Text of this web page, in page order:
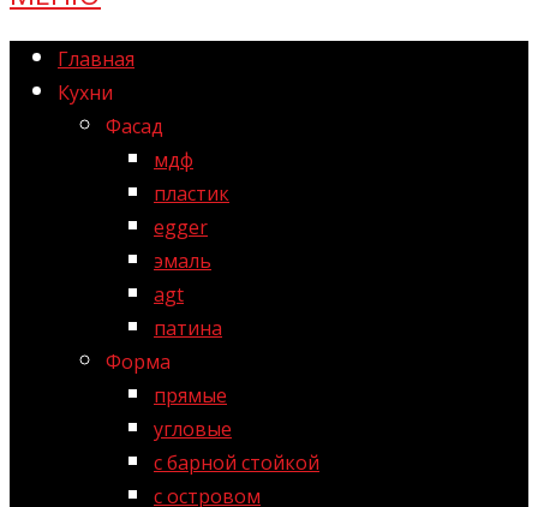
Главная
Кухни
Фасад
мдф
пластик
egger
эмаль
agt
патина
Форма
прямые
угловые
с барной стойкой
с островом